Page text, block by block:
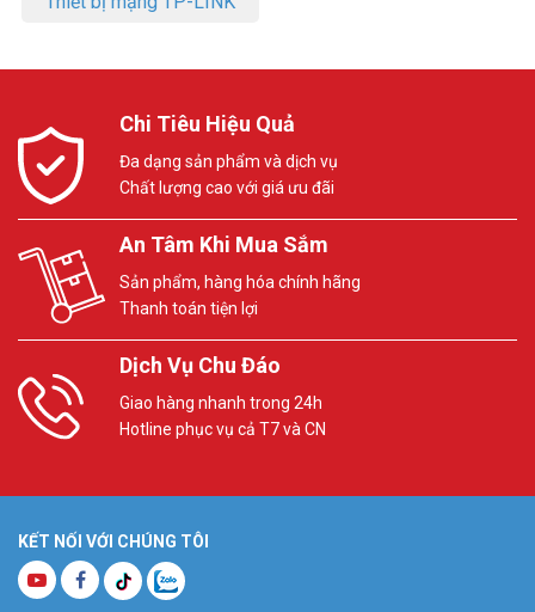
– Có thể gắn tường
Đặt mua Online ngay sản phẩm IP Yealink SIP-T53W mới nhất, xin
vui lòng liên hệ HOTLINE
1900.9259
để được hỗ trợ tốt nhất. Tham
khảo thêm hình ảnh tạiFacebook Vuhoangtelecom
Chi Tiêu Hiệu Quả
Đa dạng sản phẩm và dịch vụ
Chất lượng cao với giá ưu đãi
An Tâm Khi Mua Sắm
Sản phẩm, hàng hóa chính hãng
Thanh toán tiện lợi
Dịch Vụ Chu Đáo
Giao hàng nhanh trong 24h
Hotline phục vụ cả T7 và CN
KẾT NỐI VỚI CHÚNG TÔI